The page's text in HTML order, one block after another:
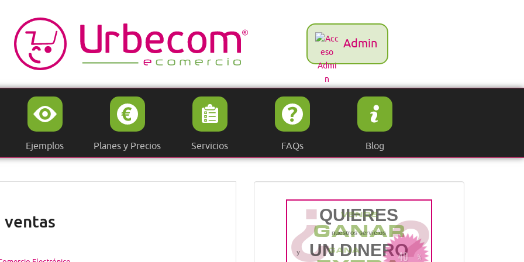
Admin
Ejemplos Planes y Precios Servicios FAQs Blog
ventas